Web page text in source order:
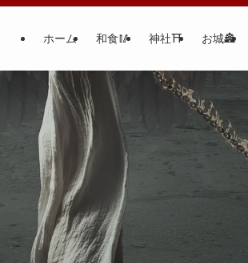
ホーム 和食🥢 神社⛩ お城🏯